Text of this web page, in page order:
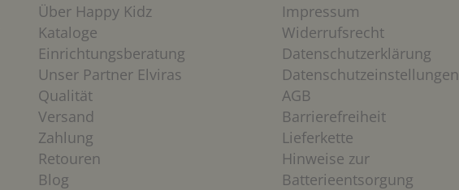
Über Happy Kidz
Kataloge
Einrichtungsberatung
Unser Partner Elviras
Qualität
Versand
Zahlung
Retouren
Blog
Impressum
Widerrufsrecht
Datenschutzerklärung
Datenschutzeinstellungen
AGB
Barrierefreiheit
Lieferkette
Hinweise zur
Batterieentsorgung